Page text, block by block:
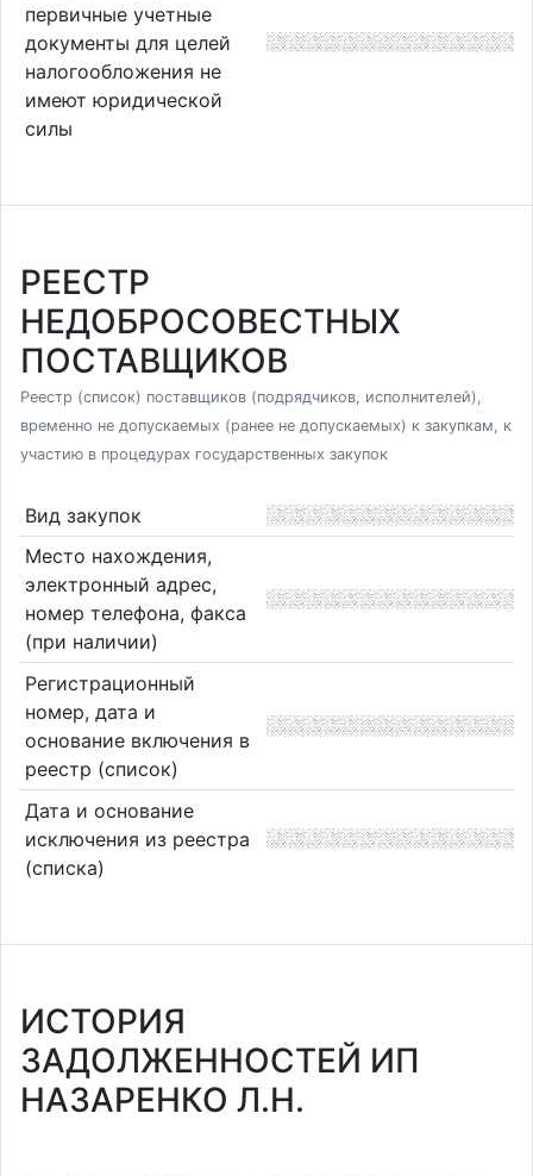
первичные учетные
документы для целей
налогообложения не
имеют юридической
силы
РЕЕСТР
НЕДОБРОСОВЕСТНЫХ
ПОСТАВЩИКОВ
Реестр (список) поставщиков (подрядчиков, исполнителей),
временно не допускаемых (ранее не допускаемых) к закупкам, к
участию в процедурах государственных закупок
Вид закупок
Место нахождения,
электронный адрес,
номер телефона, факса
(при наличии)
Регистрационный
номер, дата и
основание включения в
реестр (список)
Дата и основание
исключения из реестра
(списка)
ИСТОРИЯ
ЗАДОЛЖЕННОСТЕЙ ИП
НАЗАРЕНКО Л.Н.